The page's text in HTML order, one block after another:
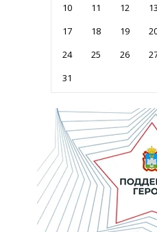
10
11 12 13
17
18 19
24
25 26
31